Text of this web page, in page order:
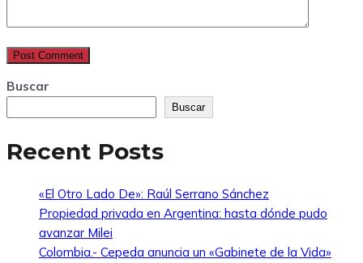
Buscar
Buscar
Recent Posts
«El Otro Lado De»: Raúl Serrano Sánchez
Propiedad privada en Argentina: hasta dónde pudo
avanzar Milei
Colombia.- Cepeda anuncia un «Gabinete de la Vida»